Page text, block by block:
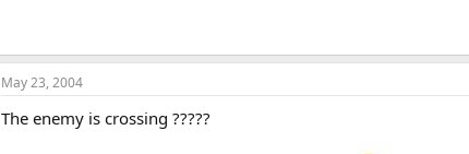
May 23, 2004
The enemy is crossing ?????